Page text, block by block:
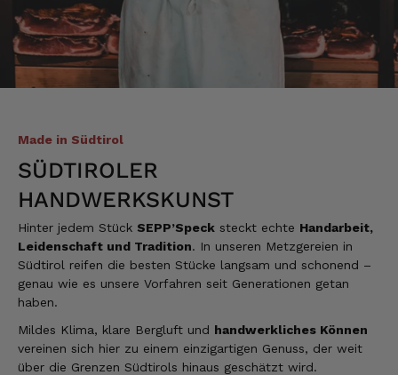
Made in Südtirol
SÜDTIROLER
HANDWERKSKUNST
Hinter jedem Stück SEPP’Speck steckt echte Handarbeit,
Leidenschaft und Tradition. In unseren Metzgereien in
Südtirol reifen die besten Stücke langsam und schonend –
genau wie es unsere Vorfahren seit Generationen getan
haben.
Mildes Klima, klare Bergluft und handwerkliches Können
vereinen sich hier zu einem einzigartigen Genuss, der weit
über die Grenzen Südtirols hinaus geschätzt wird.